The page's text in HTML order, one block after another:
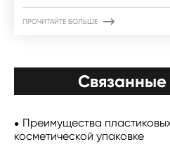
ПРОЧИТАЙТЕ БОЛЬШЕ 
Связанные
Преимущества
косметической упаковке